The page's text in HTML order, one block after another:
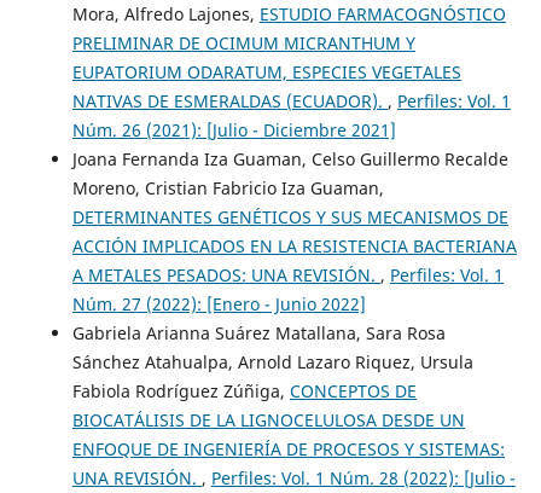
Mora, Alfredo Lajones, ESTUDIO FARMACOGNÓSTICO
PRELIMINAR DE OCIMUM MICRANTHUM Y
EUPATORIUM ODARATUM, ESPECIES VEGETALES
NATIVAS DE ESMERALDAS (ECUADOR). , Perfiles: Vol. 1
Núm. 26 (2021): [Julio - Diciembre 2021]
Joana Fernanda Iza Guaman, Celso Guillermo Recalde
Moreno, Cristian Fabricio Iza Guaman,
DETERMINANTES GENÉTICOS Y SUS MECANISMOS DE
ACCIÓN IMPLICADOS EN LA RESISTENCIA BACTERIANA
A METALES PESADOS: UNA REVISIÓN. , Perfiles: Vol. 1
Núm. 27 (2022): [Enero - Junio 2022]
Gabriela Arianna Suárez Matallana, Sara Rosa
Sánchez Atahualpa, Arnold Lazaro Riquez, Ursula
Fabiola Rodríguez Zúñiga, CONCEPTOS DE
BIOCATÁLISIS DE LA LIGNOCELULOSA DESDE UN
ENFOQUE DE INGENIERÍA DE PROCESOS Y SISTEMAS:
UNA REVISIÓN. , Perfiles: Vol. 1 Núm. 28 (2022): [Julio -